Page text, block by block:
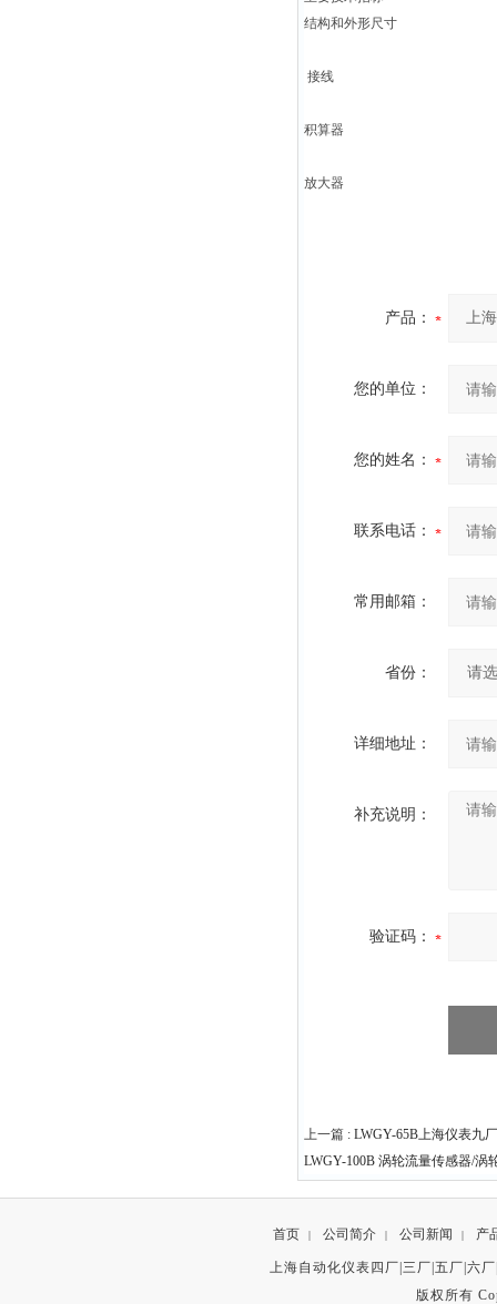
结构和外形尺寸
接线
积算器
放大器
产品：
您的单位：
您的姓名：
联系电话：
常用邮箱：
省份：
详细地址：
补充说明：
验证码：
上一篇 : LWGY-65B上海仪表九
LWGY-100B 涡轮流量传感器/涡
首页 | 公司简介 | 公司新闻 | 产
上海自动化仪表四厂|三厂|五厂|六
版权所有